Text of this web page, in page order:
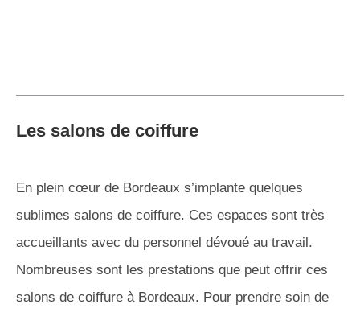
Les salons de coiffure
En plein cœur de Bordeaux s’implante quelques
sublimes salons de coiffure. Ces espaces sont très
accueillants avec du personnel dévoué au travail.
Nombreuses sont les prestations que peut offrir ces
salons de coiffure à Bordeaux. Pour prendre soin de